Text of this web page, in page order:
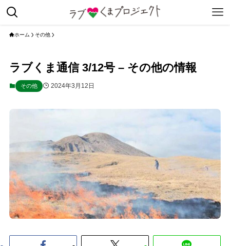
ホーム その他
ラブくま通信 3/12号 – その他の情報
その他 2024年3月12日